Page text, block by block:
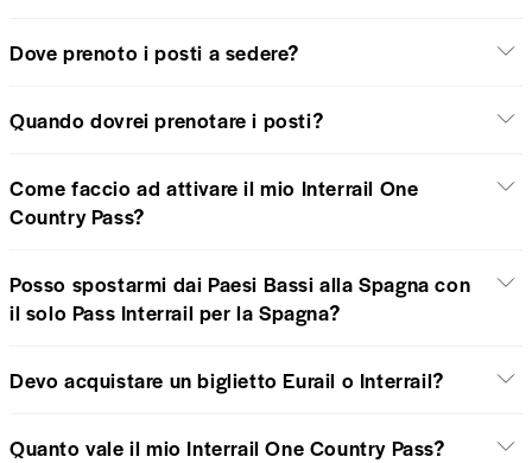
Dove prenoto i posti a sedere?
Quando dovrei prenotare i posti?
Come faccio ad attivare il mio Interrail One
Country Pass?
Posso spostarmi dai Paesi Bassi alla Spagna con
il solo Pass Interrail per la Spagna?
Devo acquistare un biglietto Eurail o Interrail?
Quanto vale il mio Interrail One Country Pass?